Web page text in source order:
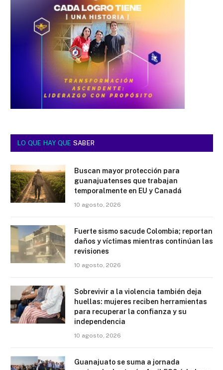
LO QUE HAY QUE SABER
Buscan mayor protección para
guanajuatenses que trabajan
temporalmente en EU y Canadá
10 agosto, 2026
Fuerte sismo sacude Colombia; reportan
daños y víctimas mientras continúan las
revisiones
10 agosto, 2026
Sobrevivir a la violencia también deja
huellas: mujeres reciben herramientas
para recuperar la confianza y su
independencia
10 agosto, 2026
Guanajuato se suma a jornada